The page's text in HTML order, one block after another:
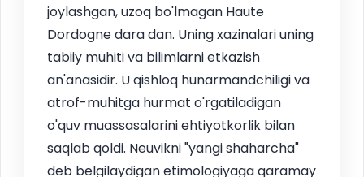
joylashgan, uzoq bo'lmagan Haute
Dordogne dara dan. Uning xazinalari uning
tabiiy muhiti va bilimlarni etkazish
an'anasidir. U qishloq hunarmandchiligi va
atrof-muhitga hurmat o'rgatiladigan
o'quv muassasalarini ehtiyotkorlik bilan
saqlab qoldi. Neuvikni "yangi shaharcha"
deb belgilaydigan etimologiyaga qaramay